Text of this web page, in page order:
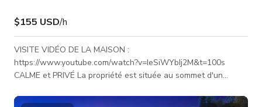
$155 USD/h
VISITE VIDÉO DE LA MAISON :
https://www.youtube.com/watch?v=IeSiWYbIj2M&t=100s
CALME et PRIVÉ La propriété est située au sommet d'un
à 360 degrés sur le canyon Entouré par la nature, beaux